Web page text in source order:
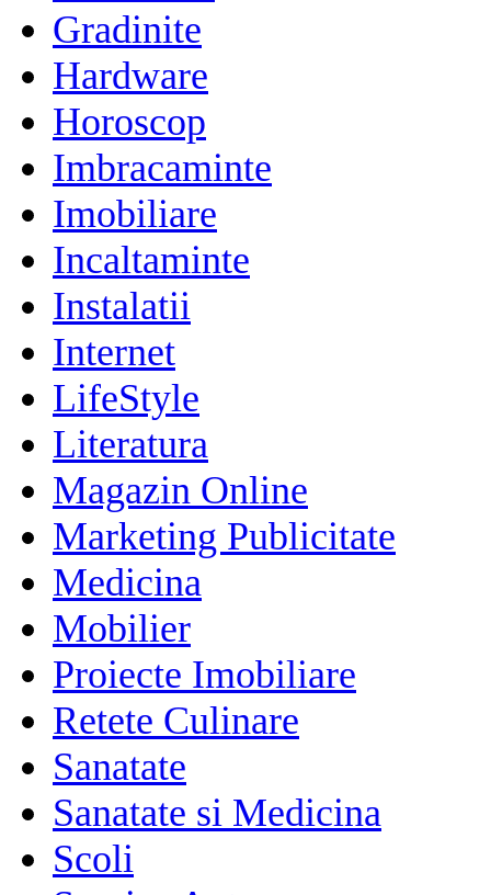
Gradinite
Hardware
Horoscop
Imbracaminte
Imobiliare
Incaltaminte
Instalatii
Internet
LifeStyle
Literatura
Magazin Online
Marketing Publicitate
Medicina
Mobilier
Proiecte Imobiliare
Retete Culinare
Sanatate
Sanatate si Medicina
Scoli